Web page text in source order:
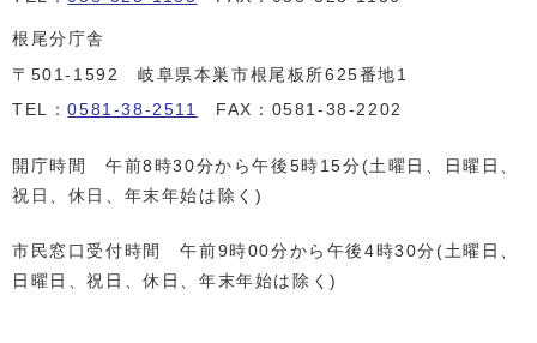
根尾分庁舎
〒501-1592 岐阜県本巣市根尾板所625番地1
TEL：0581-38-2511 FAX：0581-38-2202
開庁時間 午前8時30分から午後5時15分(土曜日、日曜日、
祝日、休日、年末年始は除く)
市民窓口受付時間 午前9時00分から午後4時30分(土曜日、
日曜日、祝日、休日、年末年始は除く)